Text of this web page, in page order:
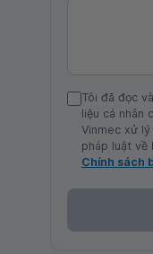
Tôi đã đọc
liệu cá nhân
Vinmec xử
pháp luật về
Chính sách